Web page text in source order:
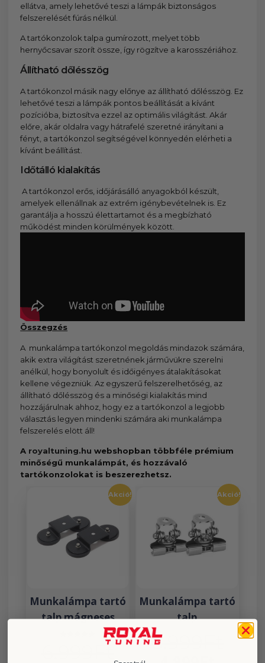
ellátva, amely lehetővé teszi a lámpák biztonságos
felszerelését fúrás nélkül.
A tartókonzolok talpa gumírozott, melyet több
hernyőcsavar szorít össze, így rögzítve a karosszériához.
Állítható dőlésszög
A tartókonzol másik nagy előnye az állítható dőlésszög. Ez
lehetővé teszi a lámpák pontos beállítását a kívánt
pozícióba, biztosítva ezzel az optimális világítást. Akár
előre, akár oldalra vagy hátrafelé szeretné irányítani a
fényt, a tartókonzol segítségével könnyedén elérheti a
kívánt beállítást.
Időtálló kialakítás
A tartókonzol erős, időjárásálló anyagokból készült,
amelyek ellenállnak az extrém igénybevételnek is. Ez
garantálja a hosszú élettartamot és a megbízható
működést minden körülmények között.
Összegzés
A munkalámpa tartókonzol megoldás mindazok számára,
akik extra világítást szeretnének járművükre szerelni
anélkül, hogy bonyolult és időigényes átalakításokat
kellene végezniük. Az egyszerű felszerelhetőség, az
állítható dőlésszög és a minőségi kialakítás mind
hozzájárulnak ahhoz, hogy ez a tartókonzol a legjobb
választás legyen mindenki számára aki munkalámpa
felszerelés elött áll!
A royaltuning.hu webshopban többféle prémium
minőségű munkalámpát, és hozzávaló
tartókonzolokat is beszerezhetsz.
Akció!
Munkalámpa tartó
talp mágneses
Ft
Akció!
Munkalámpa tartó
talp
6.999